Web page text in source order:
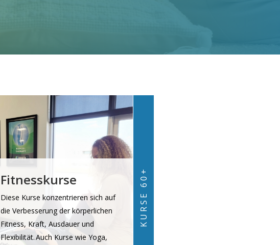
Fitnesskurse
Diese Kurse konzentrieren sich auf
die Verbesserung der körperlichen
Fitness, Kraft, Ausdauer und
Flexibilität. Auch Kurse wie Yoga,
KURSE 60+